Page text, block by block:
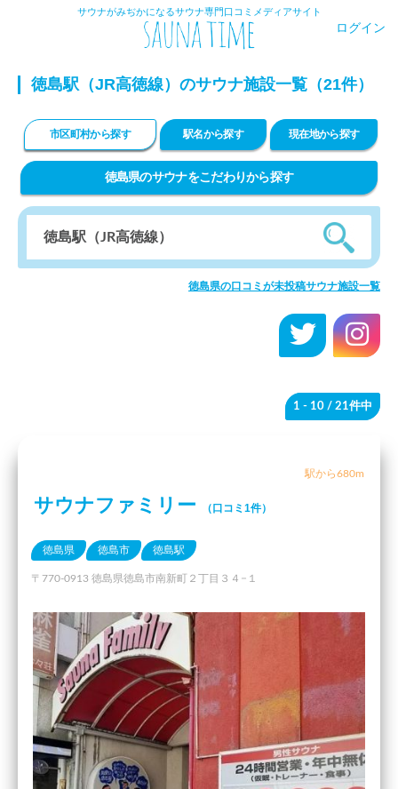
サウナがみぢかになるサウナ専門口コミメディアサイト
ログイン
徳島駅（JR高徳線）のサウナ施設一覧（21件）
市区町村から探す 駅名から探す 現在地から探す
徳島県のサウナをこだわりから探す
徳島県の口コミが未投稿サウナ施設一覧
1 - 10 / 21件中
駅から680m
サウナファミリー （口コミ1件）
徳島県 徳島市 徳島駅
〒770-0913 徳島県徳島市南新町２丁目３４−１